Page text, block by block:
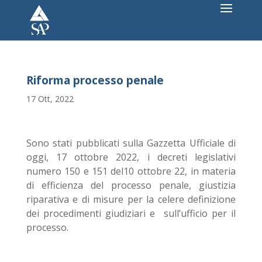
Riforma processo penale
17 Ott, 2022
Sono stati pubblicati sulla Gazzetta Ufficiale di
oggi, 17 ottobre 2022, i decreti legislativi
numero 150 e 151 del10 ottobre 22, in materia
di efficienza del processo penale, giustizia
riparativa e di misure per la celere definizione
dei procedimenti giudiziari e sull’ufficio per il
processo.